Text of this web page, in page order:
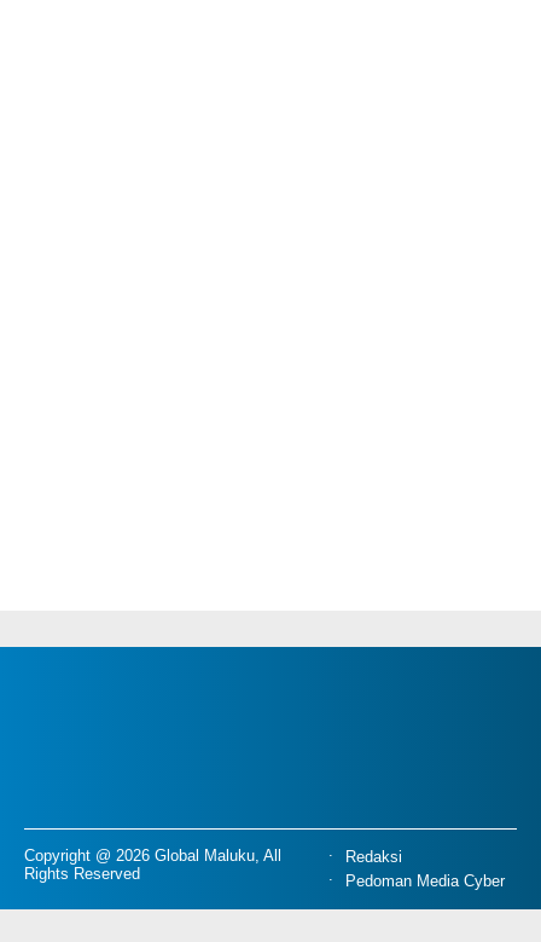
Copyright @ 2026 Global Maluku, All
Rights Reserved
Redaksi
Pedoman Media Cyber